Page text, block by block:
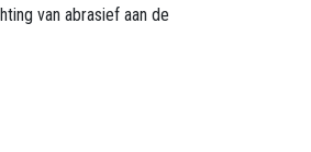
van abrasief aan de